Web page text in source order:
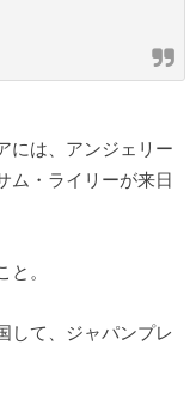
には、アンジェリー
ム・ライリーが来日
。
して、ジャパンプレ